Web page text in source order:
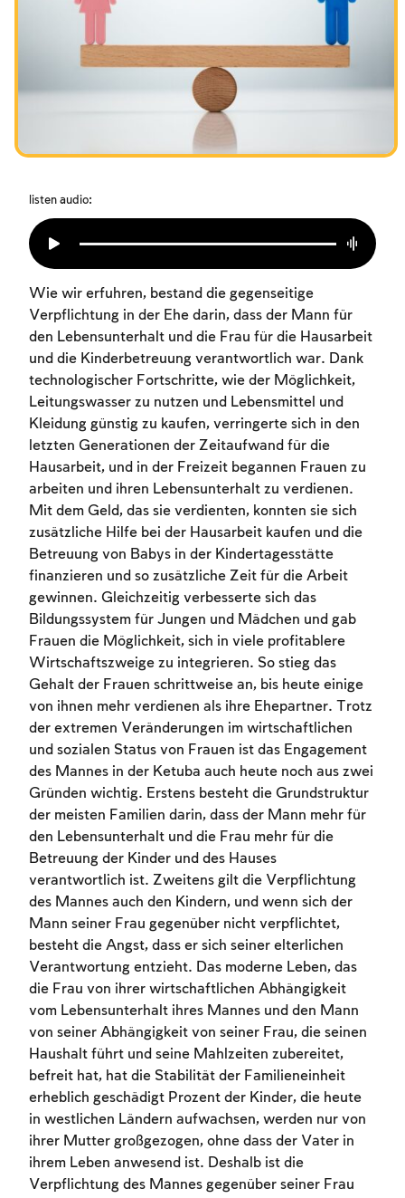
Das Fasten der Zerstörung
Amtseinführung
listen audio:
Wie wir erfuhren, bestand die gegenseitige
Verpflichtung in der Ehe darin, dass der Mann für
den Lebensunterhalt und die Frau für die Hausarbeit
und die Kinderbetreuung verantwortlich war. Dank
technologischer Fortschritte, wie der Möglichkeit,
Leitungswasser zu nutzen und Lebensmittel und
Kleidung günstig zu kaufen, verringerte sich in den
letzten Generationen der Zeitaufwand für die
Hausarbeit, und in der Freizeit begannen Frauen zu
arbeiten und ihren Lebensunterhalt zu verdienen.
Mit dem Geld, das sie verdienten, konnten sie sich
zusätzliche Hilfe bei der Hausarbeit kaufen und die
Betreuung von Babys in der Kindertagesstätte
finanzieren und so zusätzliche Zeit für die Arbeit
gewinnen. Gleichzeitig verbesserte sich das
Bildungssystem für Jungen und Mädchen und gab
Frauen die Möglichkeit, sich in viele profitablere
Wirtschaftszweige zu integrieren. So stieg das
Gehalt der Frauen schrittweise an, bis heute einige
von ihnen mehr verdienen als ihre Ehepartner. Trotz
der extremen Veränderungen im wirtschaftlichen
und sozialen Status von Frauen ist das Engagement
des Mannes in der Ketuba auch heute noch aus zwei
Gründen wichtig. Erstens besteht die Grundstruktur
der meisten Familien darin, dass der Mann mehr für
den Lebensunterhalt und die Frau mehr für die
Betreuung der Kinder und des Hauses
verantwortlich ist. Zweitens gilt die Verpflichtung
des Mannes auch den Kindern, und wenn sich der
Mann seiner Frau gegenüber nicht verpflichtet,
besteht die Angst, dass er sich seiner elterlichen
Verantwortung entzieht. Das moderne Leben, das
die Frau von ihrer wirtschaftlichen Abhängigkeit
vom Lebensunterhalt ihres Mannes und den Mann
von seiner Abhängigkeit von seiner Frau, die seinen
Haushalt führt und seine Mahlzeiten zubereitet,
befreit hat, hat die Stabilität der Familieneinheit
erheblich geschädigt Prozent der Kinder, die heute
in westlichen Ländern aufwachsen, werden nur von
ihrer Mutter großgezogen, ohne dass der Vater in
ihrem Leben anwesend ist. Deshalb ist die
Verpflichtung des Mannes gegenüber seiner Frau
Account required
To mark concepts as learned, you'll need
to create an account or log in.
Sign up Login